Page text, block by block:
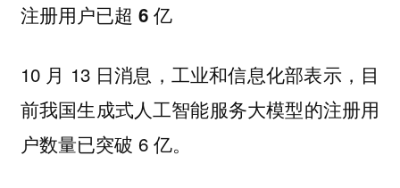
注册用户已超 6 亿
10 月 13 日消息，工业和信息化部表示，目
前我国生成式人工智能服务大模型的注册用
户数量已突破 6 亿。